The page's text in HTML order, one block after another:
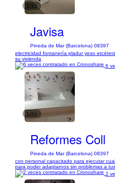
1/12
Javisa
Pineda de Mar (Barcelona) 08397
electricidad fontanería pladur yeso
su vivienda
6
1/21
Reformes Coll
Pineda de Mar (Barcelona) 08397
con personal capacitado para ejecutar
para poder adaptarnos sin problemas a
2